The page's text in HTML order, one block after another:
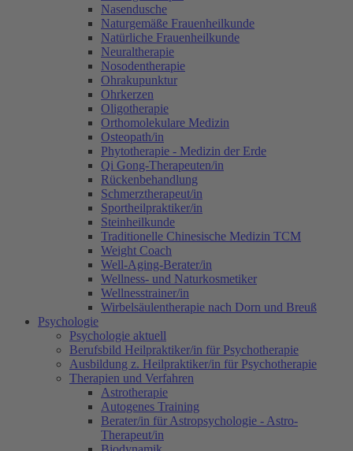
Nasendusche
Naturgemäße Frauenheilkunde
Natürliche Frauenheilkunde
Neuraltherapie
Nosodentherapie
Ohrakupunktur
Ohrkerzen
Oligotherapie
Orthomolekulare Medizin
Osteopath/in
Phytotherapie - Medizin der Erde
Qi Gong-Therapeuten/in
Rückenbehandlung
Schmerztherapeut/in
Sportheilpraktiker/in
Steinheilkunde
Traditionelle Chinesische Medizin TCM
Weight Coach
Well-Aging-Berater/in
Wellness- und Naturkosmetiker
Wellnesstrainer/in
Wirbelsäulentherapie nach Dorn und Breuß
Psychologie
Psychologie aktuell
Berufsbild Heilpraktiker/in für Psychotherapie
Ausbildung z. Heilpraktiker/in für Psychotherapie
Therapien und Verfahren
Astrotherapie
Autogenes Training
Berater/in für Astropsychologie - Astro-
Therapeut/in